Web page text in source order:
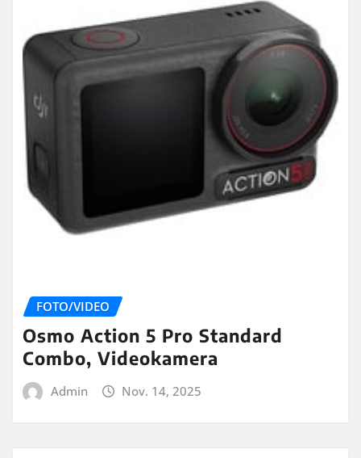
FOTO/VIDEO
Osmo Action 5 Pro Standard
Combo, Videokamera
Admin Nov. 14, 2025